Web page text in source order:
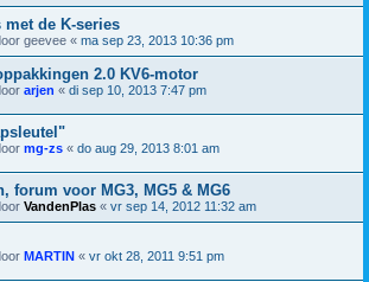
de K-series
geevee « ma sep 23, 2013 10:36 pm
2.0 KV6-motor
arjen « di sep 10, 2013 7:47 pm
mg-zs « do aug 29, 2013 8:01 am
forum voor MG3, MG5 & MG6
VandenPlas « vr sep 14, 2012 11:32 am
MARTIN « vr okt 28, 2011 9:51 pm